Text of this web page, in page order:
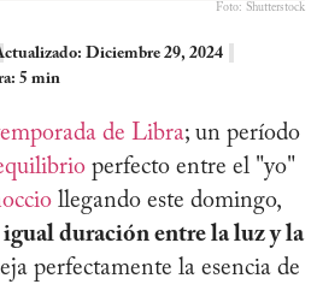
Foto: Shutterstock
Diciembre 29, 2024
5 min
de Libra; un período
perfecto entre el "yo"
llegando este domingo,
duración entre la luz y la
perfectamente la esencia de